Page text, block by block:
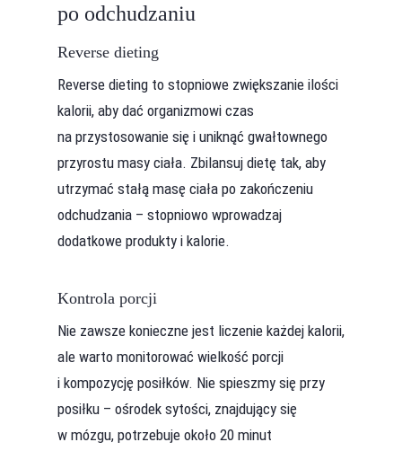
po odchudzaniu
Reverse dieting
Reverse dieting to stopniowe zwiększanie ilości
kalorii, aby dać organizmowi czas
na przystosowanie się i uniknąć gwałtownego
przyrostu masy ciała. Zbilansuj dietę tak, aby
utrzymać stałą masę ciała po zakończeniu
odchudzania – stopniowo wprowadzaj
dodatkowe produkty i kalorie.
Kontrola porcji
Nie zawsze konieczne jest liczenie każdej kalorii,
ale warto monitorować wielkość porcji
i kompozycję posiłków. Nie spieszmy się przy
posiłku – ośrodek sytości, znajdujący się
w mózgu, potrzebuje około 20 minut